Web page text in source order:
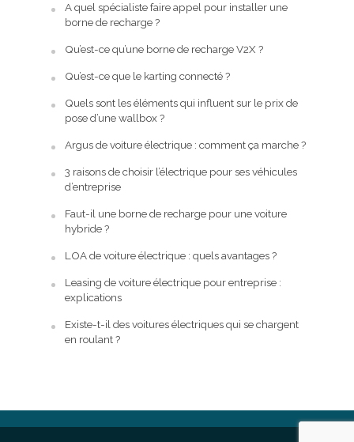
A quel spécialiste faire appel pour installer une
borne de recharge ?
Qu’est-ce qu’une borne de recharge V2X ?
Qu’est-ce que le karting connecté ?
Quels sont les éléments qui influent sur le prix de
pose d’une wallbox ?
Argus de voiture électrique : comment ça marche ?
3 raisons de choisir l’électrique pour ses véhicules
d’entreprise
Faut-il une borne de recharge pour une voiture
hybride ?
LOA de voiture électrique : quels avantages ?
Leasing de voiture électrique pour entreprise :
explications
Existe-t-il des voitures électriques qui se chargent
en roulant ?